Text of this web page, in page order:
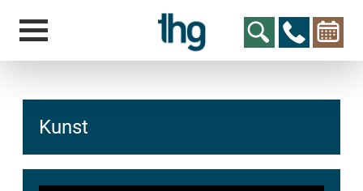
ed.ne
kalsn
id-gh
t@elu
hcs
Kunst